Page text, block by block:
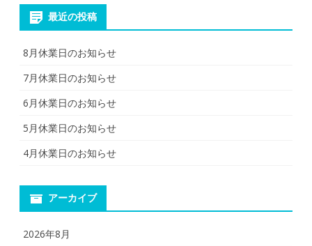
最近の投稿
8月休業日のお知らせ
7月休業日のお知らせ
6月休業日のお知らせ
5月休業日のお知らせ
4月休業日のお知らせ
アーカイブ
2026年8月